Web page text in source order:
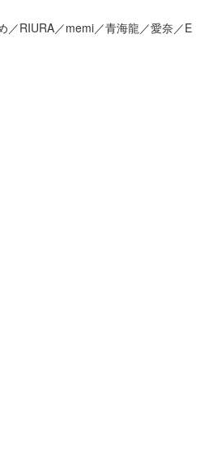
／RIURA／memi／青海龍／愛奈／E